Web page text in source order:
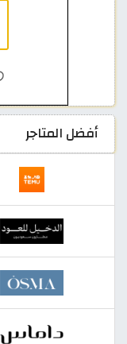
أفضل المتاجر